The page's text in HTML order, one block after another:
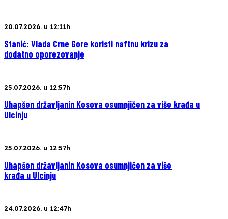
20.07.2026. u 12:11h
Stanić: Vlada Crne Gore koristi naftnu krizu za
dodatno oporezovanje
25.07.2026. u 12:57h
Uhapšen državljanin Kosova osumnjičen za više krađa u
Ulcinju
25.07.2026. u 12:57h
Uhapšen državljanin Kosova osumnjičen za više
krađa u Ulcinju
24.07.2026. u 12:47h